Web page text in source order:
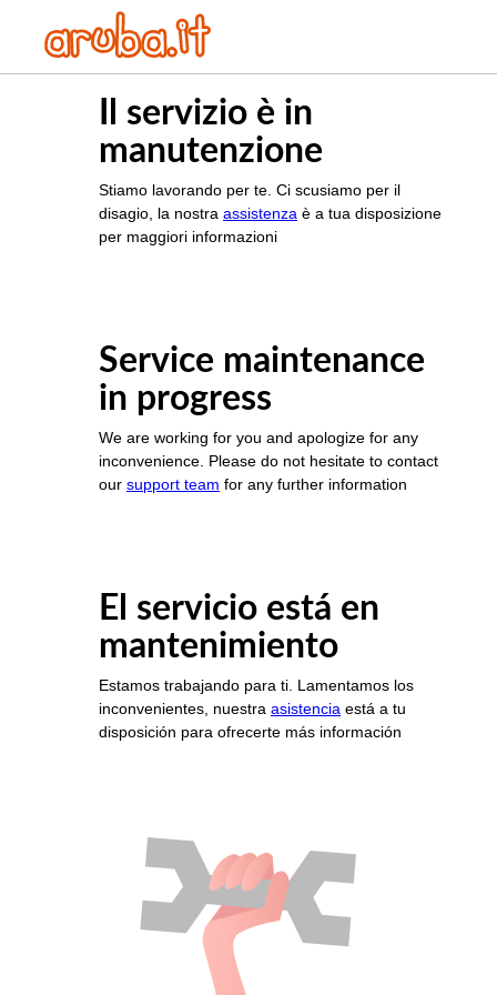
Il servizio è in
manutenzione
Stiamo lavorando per te. Ci scusiamo per il
disagio, la nostra assistenza è a tua disposizione
per maggiori informazioni
Service maintenance
in progress
We are working for you and apologize for any
inconvenience. Please do not hesitate to contact
our support team for any further information
El servicio está en
mantenimiento
Estamos trabajando para ti. Lamentamos los
inconvenientes, nuestra asistencia está a tu
disposición para ofrecerte más información